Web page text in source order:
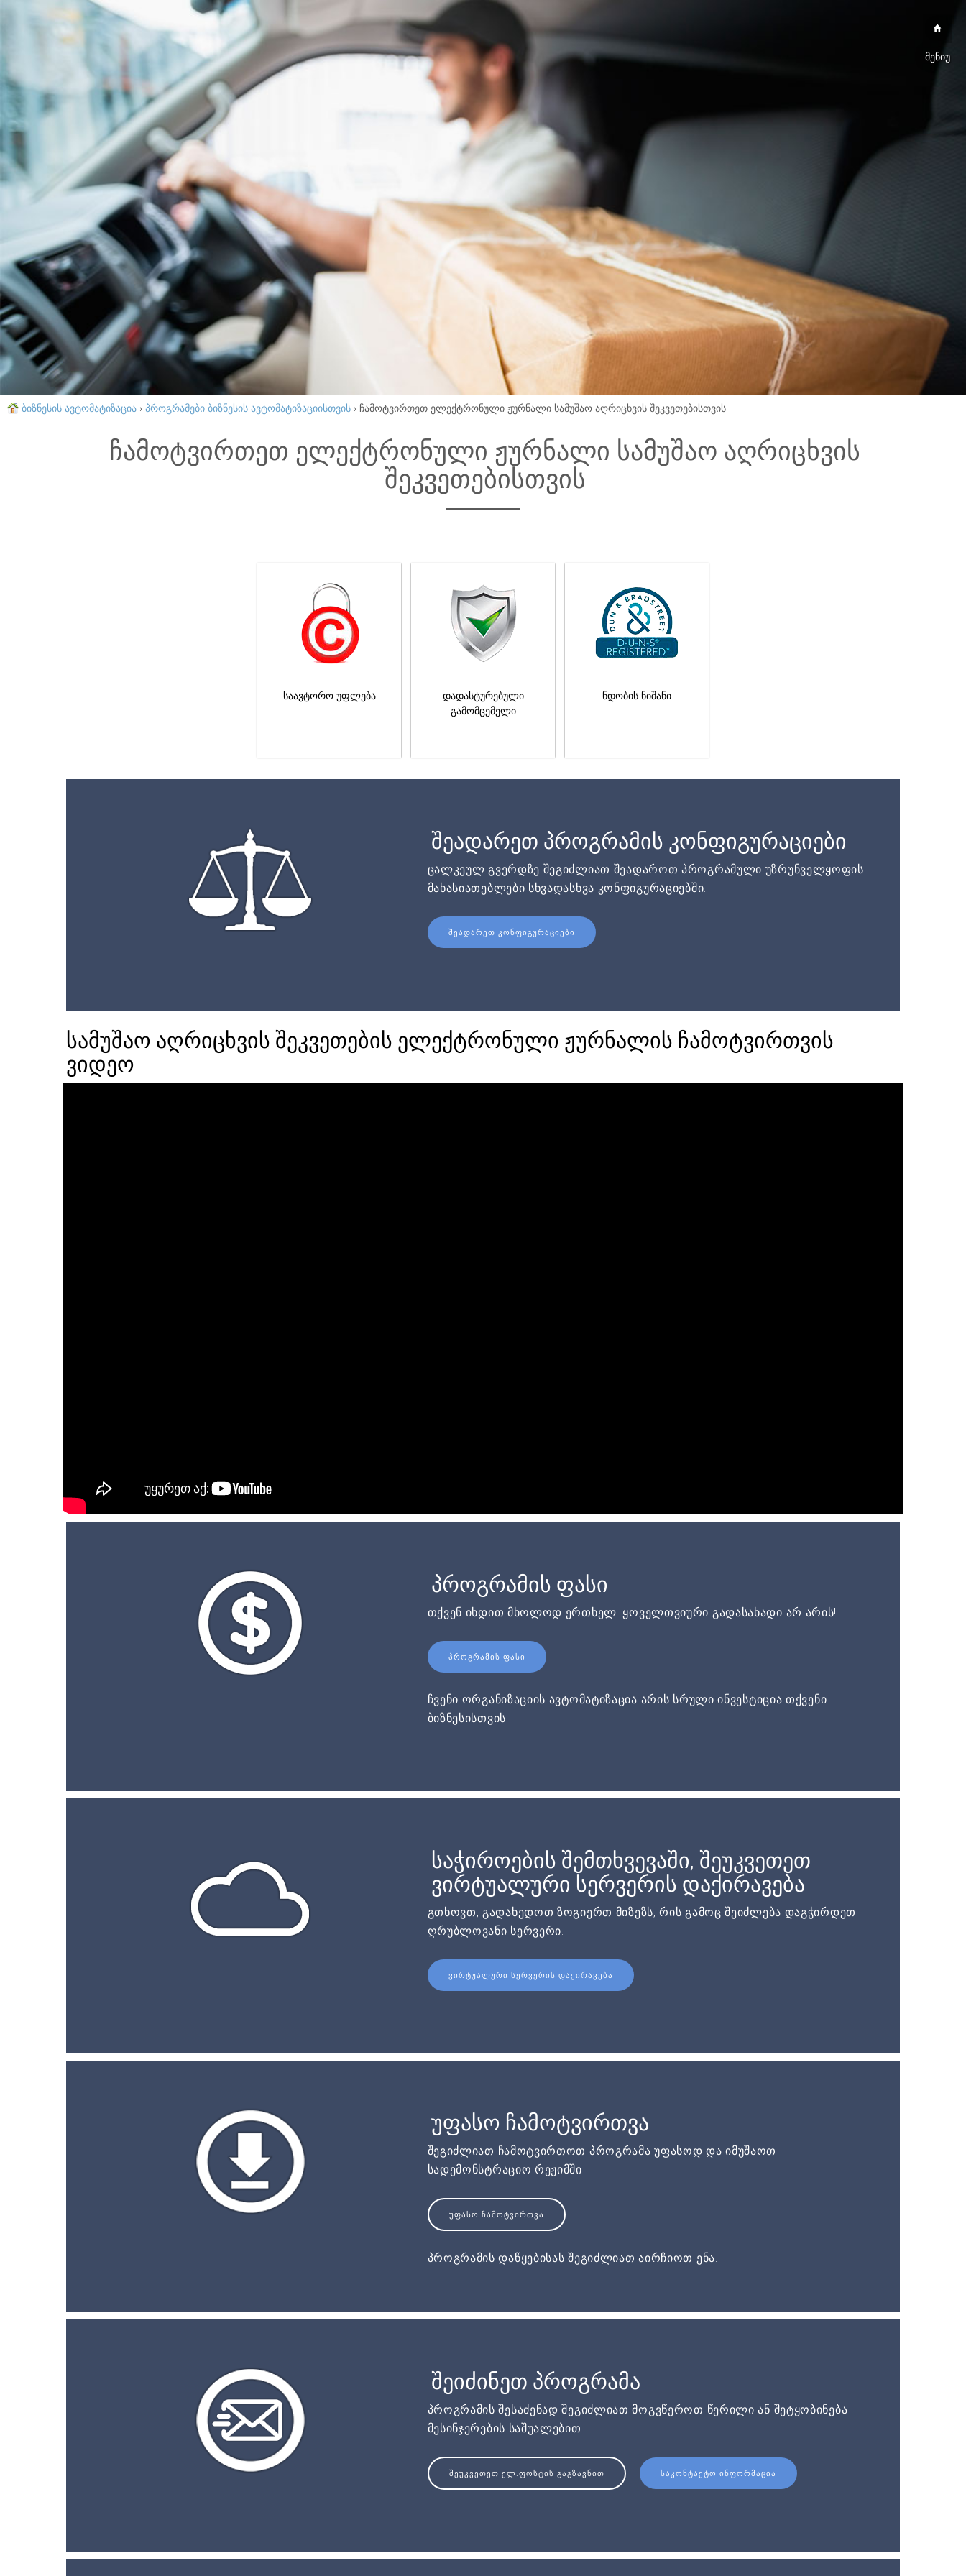
მენიუ
ბიზნესის ავტომატიზაცია › პროგრამები ბიზნესის ავტომატიზაციისთვის › ჩამოტვირთეთ ელექტრონული ჟურნალი სამუშაო აღრიცხვის შეკვეთებისთვის
ჩამოტვირთეთ ელექტრონული ჟურნალი სამუშაო აღრიცხვის
შეკვეთებისთვის
საავტორო უფლება
დადასტურებული
გამომცემელი
ნდობის ნიშანი
შეადარეთ პროგრამის კონფიგურაციები
ცალკეულ გვერდზე შეგიძლიათ შეადაროთ პროგრამული უზრუნველყოფის
მახასიათებლები სხვადასხვა კონფიგურაციებში.
ᲨᲔᲐᲓᲐᲠᲔᲗ ᲙᲝᲜᲤᲘᲒᲣᲠᲐᲪᲘᲔᲑᲘ
სამუშაო აღრიცხვის შეკვეთების ელექტრონული ჟურნალის ჩამოტვირთვის
ვიდეო
პროგრამის ფასი
თქვენ იხდით მხოლოდ ერთხელ. ყოველთვიური გადასახადი არ არის!
ᲞᲠᲝᲒᲠᲐᲛᲘᲡ ᲤᲐᲡᲘ
ჩვენი ორგანიზაციის ავტომატიზაცია არის სრული ინვესტიცია თქვენი
ბიზნესისთვის!
საჭიროების შემთხვევაში, შეუკვეთეთ
ვირტუალური სერვერის დაქირავება
გთხოვთ, გადახედოთ ზოგიერთ მიზეზს, რის გამოც შეიძლება დაგჭირდეთ
ღრუბლოვანი სერვერი.
ᲕᲘᲠᲢᲣᲐᲚᲣᲠᲘ ᲡᲔᲠᲕᲔᲠᲘᲡ ᲓᲐᲥᲘᲠᲐᲕᲔᲑᲐ
უფასო ჩამოტვირთვა
შეგიძლიათ ჩამოტვირთოთ პროგრამა უფასოდ და იმუშაოთ
სადემონსტრაციო რეჟიმში
ᲣᲤᲐᲡᲝ ᲩᲐᲛᲝᲢᲕᲘᲠᲗᲕᲐ
პროგრამის დაწყებისას შეგიძლიათ აირჩიოთ ენა.
შეიძინეთ პროგრამა
პროგრამის შესაძენად შეგიძლიათ მოგვწეროთ წერილი ან შეტყობინება
მესინჯერების საშუალებით
ᲨᲔᲣᲙᲕᲔᲗᲔᲗ ᲔᲚ.ᲤᲝᲡᲢᲘᲡ ᲒᲐᲒᲖᲐᲕᲜᲘᲗ ᲡᲐᲙᲝᲜᲢᲐᲥᲢᲝ ᲘᲜᲤᲝᲠᲛᲐᲪᲘᲐ